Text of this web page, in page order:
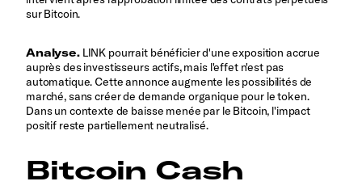
sur Bitcoin.
Analyse.LINK pourrait bénéficier d'une exposition accrue
auprès des investisseurs actifs, mais l'effet n'est pas
automatique. Cette annonce augmente les possibilités de
marché, sans créer de demande organique pour le token.
Dans un contexte de baisse menée par le Bitcoin, l'impact
positif reste partiellement neutralisé.
Bitcoin Cash